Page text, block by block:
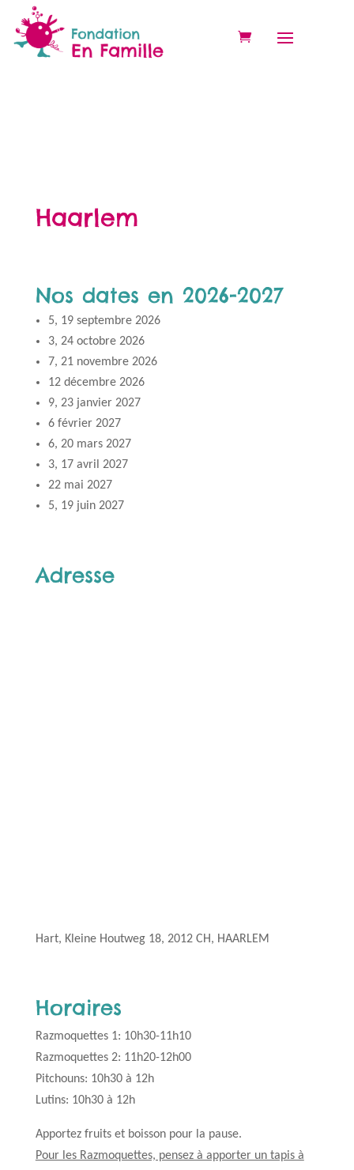
Haarlem
Nos dates en 2026-2027
5, 19 septembre 2026
3, 24 octobre 2026
7, 21 novembre 2026
12 décembre 2026
9, 23 janvier 2027
6 février 2027
6, 20 mars 2027
3, 17 avril 2027
22 mai 2027
5, 19 juin 2027
Adresse
Hart, Kleine Houtweg 18, 2012 CH, HAARLEM
Horaires
Razmoquettes 1: 10h30-11h10
Razmoquettes 2: 11h20-12h00
Pitchouns: 10h30 à 12h
Lutins: 10h30 à 12h
Apportez fruits et boisson pour la pause.
Pour les Razmoquettes, pensez à apporter un tapis à